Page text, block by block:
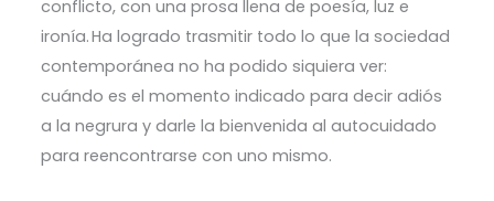
conflicto, con una prosa llena de poesía, luz e
ironía. Ha logrado trasmitir todo lo que la sociedad
contemporánea no ha podido siquiera ver:
cuándo es el momento indicado para decir adiós
a la negrura y darle la bienvenida al autocuidado
para reencontrarse con uno mismo.